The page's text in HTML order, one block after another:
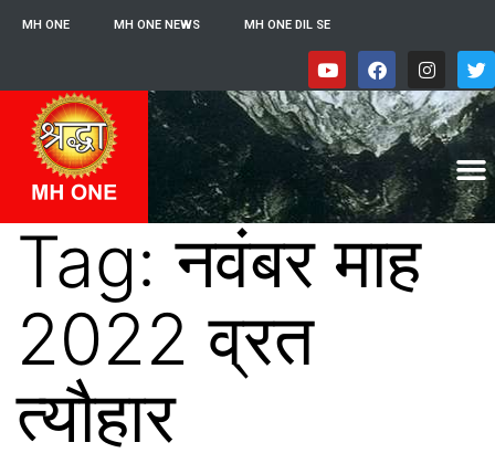
MH ONE MH ONE NEWS MH ONE DIL SE
Tag:नवंबर माह
2022 व्रत
त्यौहार